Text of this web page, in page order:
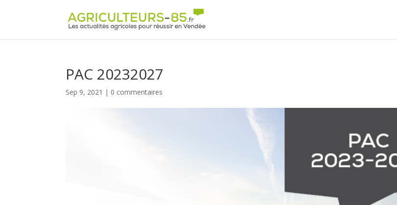
PAC 20232027
Sep 9, 2021 | 0 commentaires